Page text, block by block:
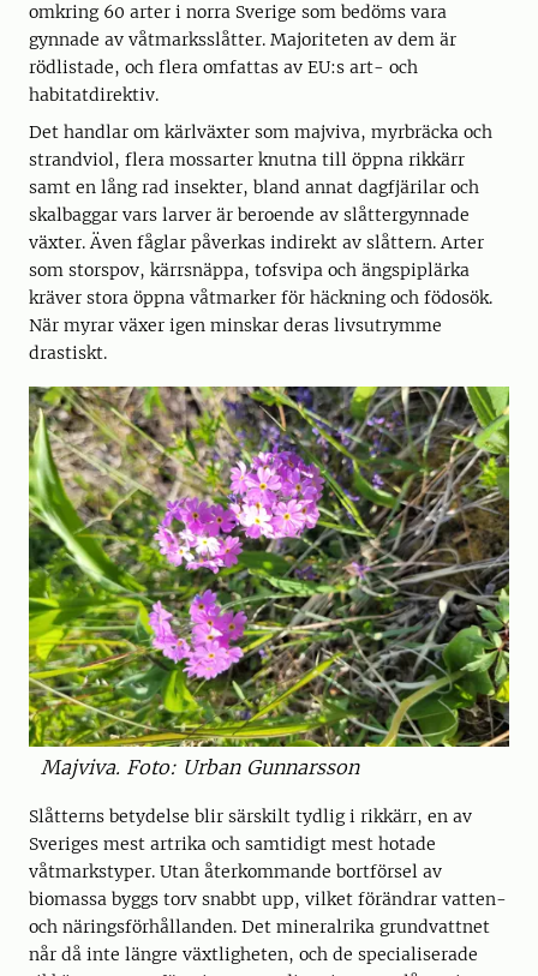
omkring 60 arter i norra Sverige som bedöms vara
gynnade av våtmarksslåtter. Majoriteten av dem är
rödlistade, och flera omfattas av EU:s art- och
habitatdirektiv.
Det handlar om kärlväxter som majviva, myrbräcka och
strandviol, flera mossarter knutna till öppna rikkärr
samt en lång rad insekter, bland annat dagfjärilar och
skalbaggar vars larver är beroende av slåttergynnade
växter. Även fåglar påverkas indirekt av slåttern. Arter
som storspov, kärrsnäppa, tofsvipa och ängspiplärka
kräver stora öppna våtmarker för häckning och födosök.
När myrar växer igen minskar deras livsutrymme
drastiskt.
Majviva. Foto: Urban Gunnarsson
Slåtterns betydelse blir särskilt tydlig i rikkärr, en av
Sveriges mest artrika och samtidigt mest hotade
våtmarkstyper. Utan återkommande bortförsel av
biomassa byggs torv snabbt upp, vilket förändrar vatten-
och näringsförhållanden. Det mineralrika grundvattnet
når då inte längre växtligheten, och de specialiserade